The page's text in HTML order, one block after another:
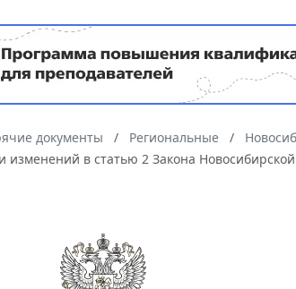
документы Региональные
изменений в статью 2 Закона